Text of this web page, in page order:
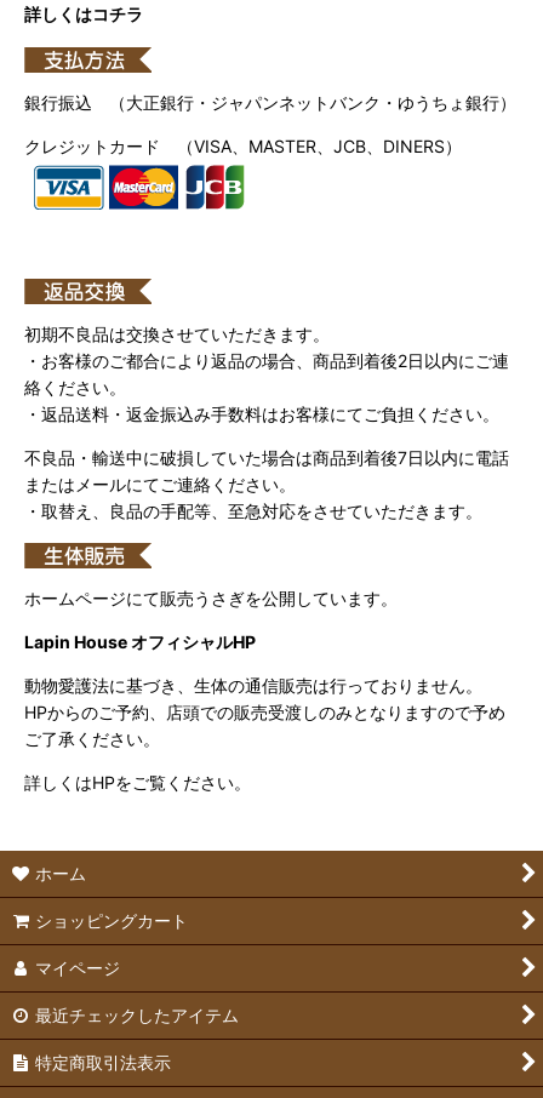
詳しくはコチラ
銀行振込 （大正銀行・ジャパンネットバンク・ゆうちょ銀行）
クレジットカード （VISA、MASTER、JCB、DINERS）
初期不良品は交換させていただきます。
・お客様のご都合により返品の場合、商品到着後2日以内にご連
絡ください。
・返品送料・返金振込み手数料はお客様にてご負担ください。
不良品・輸送中に破損していた場合は商品到着後7日以内に電話
またはメールにてご連絡ください。
・取替え、良品の手配等、至急対応をさせていただきます。
ホームページにて販売うさぎを公開しています。
Lapin House オフィシャルHP
動物愛護法に基づき、生体の通信販売は行っておりません。
HPからのご予約、店頭での販売受渡しのみとなりますので予め
ご了承ください。
詳しくはHPをご覧ください。
ホーム
ショッピングカート
マイページ
最近チェックしたアイテム
特定商取引法表示